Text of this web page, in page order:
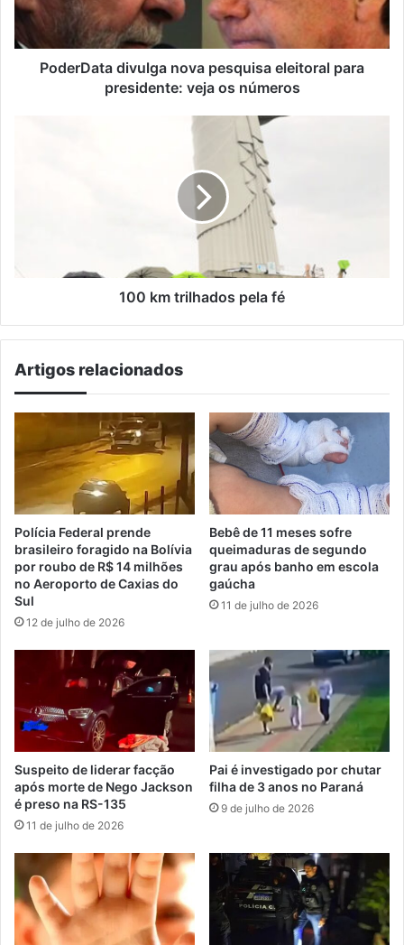
presidente:
veja
os
númerosPoderData divulga nova pesquisa eleitoral para
presidente: veja os números
100 km trilhados pela fé
Artigos relacionados
Polícia Federal prende
brasileiro foragido na Bolívia
por roubo de R$ 14 milhões
no Aeroporto de Caxias do
Sul
12 de julho de 2026
Bebê de 11 meses sofre
queimaduras de segundo
grau após banho em escola
gaúcha
11 de julho de 2026
Suspeito de liderar facção
após morte de Nego Jackson
é preso na RS-135
11 de julho de 2026
Pai é investigado por chutar
filha de 3 anos no Paraná
9 de julho de 2026